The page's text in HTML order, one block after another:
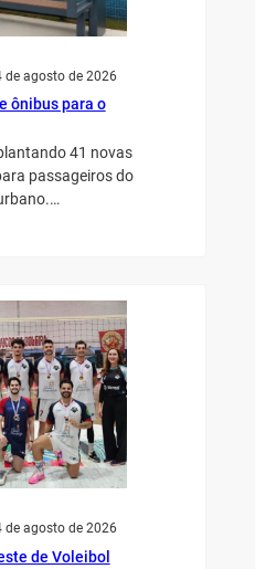
de agosto de 2026
ônibus para o
41 novas
passageiros do
de agosto de 2026
de Voleibol